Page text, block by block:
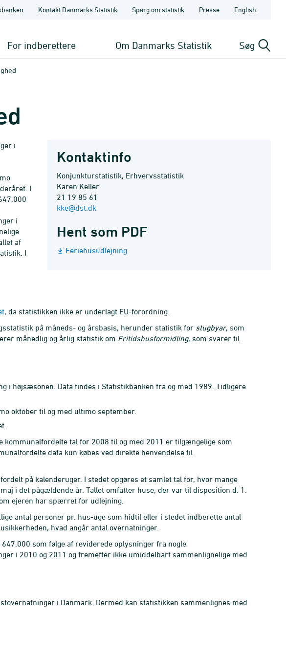
Kontakt Danmarks Statistik Spørg om statistik Presse English
For indberettere Om Danmarks Statistik Søg
Kontaktinfo
Konjunkturstatistik, Erhvervsstatistik
Karen Keller
21 19 85 61
kke@dst.dk
Hent som PDF
Feriehusudlejning
i
I
i
af
I
, da statistikken ikke er underlagt EU-forordning.
på måneds- og årsbasis, herunder statistik for stugbyar, som
månedlig og årlig statistik om Fritidshusformidling, som svarer til
i højsæsonen. Data findes i Statistikbanken fra og med 1989. Tidligere
oktober til og med ultimo september.
kommunalfordelte tal for 2008 til og med 2011 er tilgængelige som
data kun købes ved direkte henvendelse til
på kalenderuger. I stedet opgøres et samlet tal for, hvor mange
i det pågældende år. Tallet omfatter huse, der var til disposition d. 1.
ejeren har spærret for udlejning.
antal personer pr. hus-uge som hidtil eller i stedet indberette antal
hvad angår antal overnatninger.
som følge af reviderede oplysninger fra nogle
i 2010 og 2011 og fremefter ikke umiddelbart sammenlignelige med
i Danmark. Dermed kan statistikken sammenlignes med